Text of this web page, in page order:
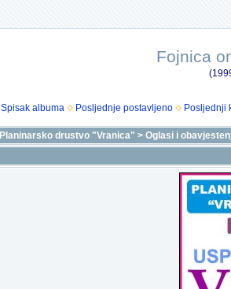
Fojnica
Spisak albuma
Posljednje postavljeno Posljednji
Planinarsko drustvo "Vranica" > Oglasi i